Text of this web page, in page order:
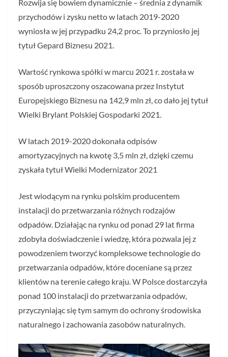
Rozwija się bowiem dynamicznie – średnia z dynamik
przychodów i zysku netto w latach 2019-2020
wyniosła w jej przypadku 24,2 proc. To przyniosło jej
tytuł Gepard Biznesu 2021.
Wartość rynkowa spółki w marcu 2021 r. została w
sposób uproszczony oszacowana przez Instytut
Europejskiego Biznesu na 142,9 mln zł, co dało jej tytuł
Wielki Brylant Polskiej Gospodarki 2021.
W latach 2019-2020 dokonała odpisów
amortyzacyjnych na kwotę 3,5 mln zł, dzięki czemu
zyskała tytuł Wielki Modernizator 2021
Jest wiodącym na rynku polskim producentem
instalacji do przetwarzania różnych rodzajów
odpadów. Działając na rynku od ponad 29 lat firma
zdobyła doświadczenie i wiedzę, która pozwala jej z
powodzeniem tworzyć kompleksowe technologie do
przetwarzania odpadów, które doceniane są przez
klientów na terenie całego kraju. W Polsce dostarczyła
ponad 100 instalacji do przetwarzania odpadów,
przyczyniając się tym samym do ochrony środowiska
naturalnego i zachowania zasobów naturalnych.